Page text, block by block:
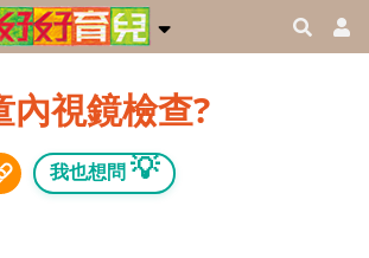
內視鏡檢查?
我也想問 💡